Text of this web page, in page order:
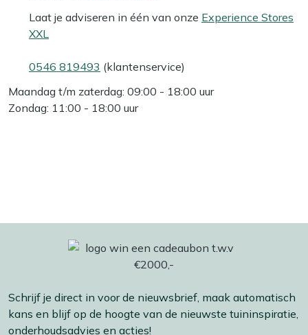
Laat je adviseren in één van onze Experience Stores
XXL
0546 819493 (klantenservice)
Maandag t/m zaterdag: 09:00 - 18:00 uur
Zondag: 11:00 - 18:00 uur
Schrijf je direct in voor de nieuwsbrief, maak automatisch
kans en blijf op de hoogte van de nieuwste tuininspiratie,
onderhoudsadvies en acties!